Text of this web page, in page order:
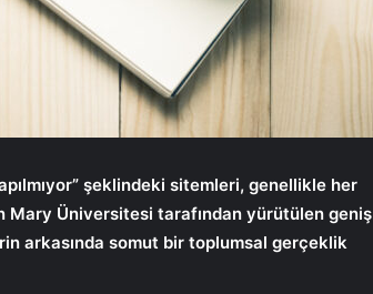
şeklindeki sitemleri, genellikle her
Üniversitesi tarafından yürütülen geniş
arkasında somut bir toplumsal gerçeklik